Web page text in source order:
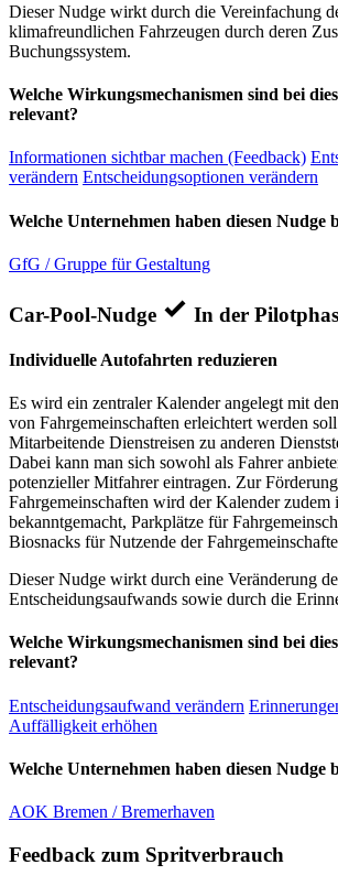
Dieser Nudge wirkt durch die Vereinfachung
klimafreundlichen Fahrzeugen durch deren
Buchungssystem.
Welche Wirkungsmechanismen sind bei
relevant?
Informationen sichtbar machen (Feedback)
verändern Entscheidungsoptionen verändern
Welche Unternehmen haben diesen Nudge
GfG / Gruppe für Gestaltung
Car-Pool-Nudge In der
Individuelle Autofahrten reduzieren
Es wird ein zentraler Kalender angelegt mit
von Fahrgemeinschaften erleichtert werden
Mitarbeitende Dienstreisen zu anderen
Dabei kann man sich sowohl als Fahrer
potenzieller Mitfahrer eintragen. Zur
Fahrgemeinschaften wird der Kalender zudem
bekanntgemacht, Parkplätze für
Biosnacks für Nutzende der
Dieser Nudge wirkt durch eine Veränderung
Entscheidungsaufwands sowie durch die
Welche Wirkungsmechanismen sind bei
relevant?
Entscheidungsaufwand verändern
Auffälligkeit erhöhen
Welche Unternehmen haben diesen Nudge
AOK Bremen / Bremerhaven
Feedback zum Spritverbrauch